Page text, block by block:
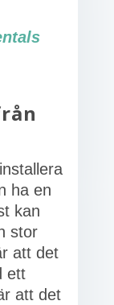
ha en
kan
stor
att det
ett
att det